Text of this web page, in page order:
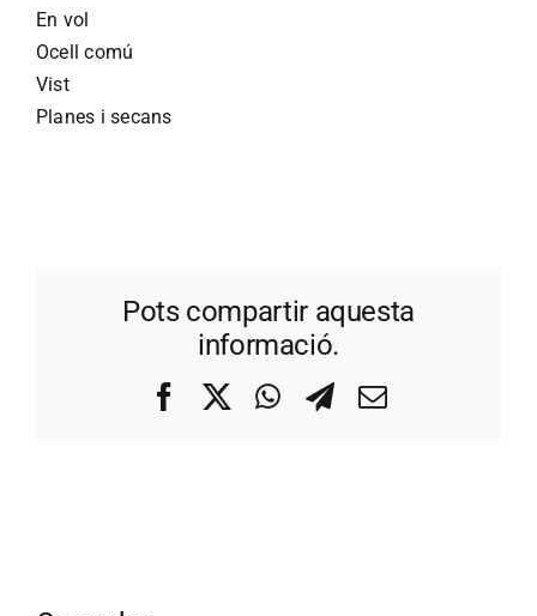
En vol
Ocell comú
Vist
Planes i secans
Pots compartir aquesta
informació.
FacebookWhatsApp
Telegram
Correo